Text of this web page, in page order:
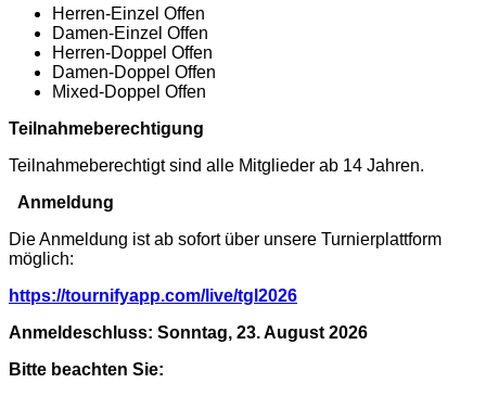
Herren-Einzel Offen
Damen-Einzel Offen
Herren-Doppel Offen
Damen-Doppel Offen
Mixed-Doppel Offen
Teilnahmeberechtigung
Teilnahmeberechtigt sind alle Mitglieder ab 14 Jahren.
Anmeldung
Die Anmeldung ist ab sofort über unsere Turnierplattform
möglich:
https://tournifyapp.com/live/tgl2026
Anmeldeschluss: Sonntag, 23. August 2026
Bitte beachten Sie: